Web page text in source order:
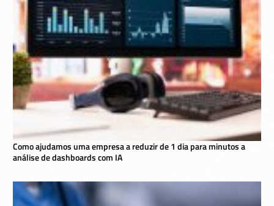
Como ajudamos uma empresa a reduzir de 1 dia para minutos a
análise de dashboards com IA